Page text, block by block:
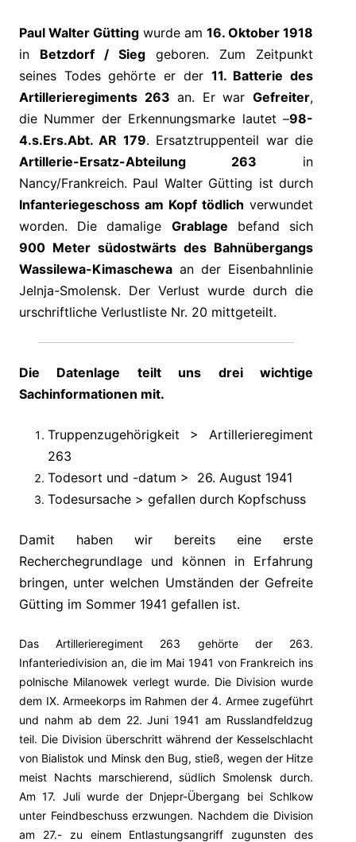
Paul Walter Gütting wurde am 16. Oktober 1918
in Betzdorf / Sieg geboren. Zum Zeitpunkt
seines Todes gehörte er der 11. Batterie des
Artillerieregiments 263 an. Er warGefreiter,
die Nummer der Erkennungsmarke lautet –98-
4.s.Ers.Abt. AR 179. Ersatztruppenteil war die
Artillerie-Ersatz-Abteilung 263 in
Nancy/Frankreich. Paul Walter Gütting ist durch
Infanteriegeschoss am Kopf tödlich verwundet
worden. Die damalige Grablage befand sich
900 Meter südostwärts des Bahnübergangs
Wassilewa-Kimaschewa an der Eisenbahnlinie
Jelnja-Smolensk. Der Verlust wurde durch die
urschriftliche Verlustliste Nr. 20 mittgeteilt.
Die Datenlage teilt uns drei wichtige
Sachinformationen mit.
Truppenzugehörigkeit > Artillerieregiment
263
Todesort und -datum > 26. August 1941
Todesursache > gefallen durch Kopfschuss
Damit haben wir bereits eine erste
Recherchegrundlage und können in Erfahrung
bringen, unter welchen Umständen der Gefreite
Gütting im Sommer 1941 gefallen ist.
Das Artillerieregiment 263 gehörte der 263.
Infanteriedivision an, die im Mai 1941 von Frankreich ins
polnische Milanowek verlegt wurde. Die Division wurde
dem IX. Armeekorps im Rahmen der 4. Armee zugeführt
und nahm ab dem 22. Juni 1941 am Russlandfeldzug
teil. Die Division überschritt während der Kesselschlacht
von Bialistok und Minsk den Bug, stieß, wegen der Hitze
meist Nachts marschierend, südlich Smolensk durch.
Am 17. Juli wurde der Dnjepr-Übergang bei Schlkow
unter Feindbeschuss erzwungen. Nachdem die Division
am 27.- zu einem Entlastungsangriff zugunsten des